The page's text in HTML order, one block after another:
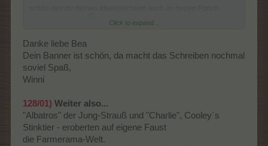
Es ist immer wieder schön deine
Geschichten zu verfolgen
und gespannt auf die
folgenden zu warten
Ideen, die du auch im letzten Forum bestens gezeigt hast.
Ganz in deinem Schreibstil
Click to expand...
Danke liebe Bea
Dein Banner ist schön, da macht das Schreiben nochmal
soviel Spaß,
Winni
128/01) Weiter also...
"Albatros" der Jung-Strauß und "Charlie", Cooley`s
Stinktier - eroberten auf eigene Faust
die Farmerama-Welt.